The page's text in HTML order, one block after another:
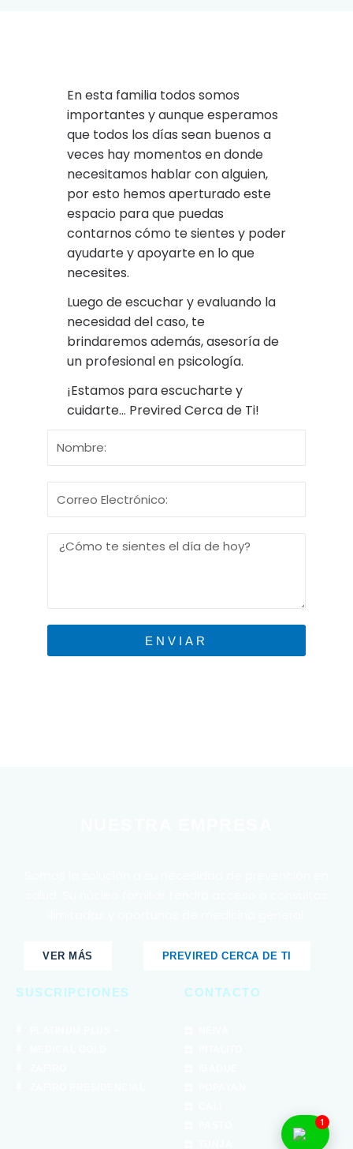
En esta familia todos somos
importantes y aunque esperamos
que todos los días sean buenos a
veces hay momentos en donde
necesitamos hablar con alguien,
por esto hemos aperturado este
espacio para que puedas
contarnos cómo te sientes y poder
ayudarte y apoyarte en lo que
necesites.
Luego de escuchar y evaluando la
necesidad del caso, te
brindaremos además, asesoría de
un profesional en psicología.
¡Estamos para escucharte y
cuidarte… Previred Cerca de Ti!
ENVIAR
VER MÁS PREVIRED CERCA DE TI
SUSCRIPCIONES CONTACTO
1